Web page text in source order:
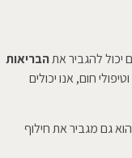
יכול להגביר אתהבריאות
חום, אנו יכולים
גם מגביר את חילוף